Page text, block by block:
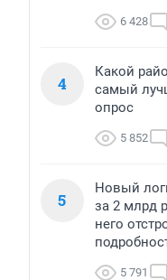
6 428
4
Какой
самый
опрос
5 852
5
Новый
за 2 млрд
него
5 791